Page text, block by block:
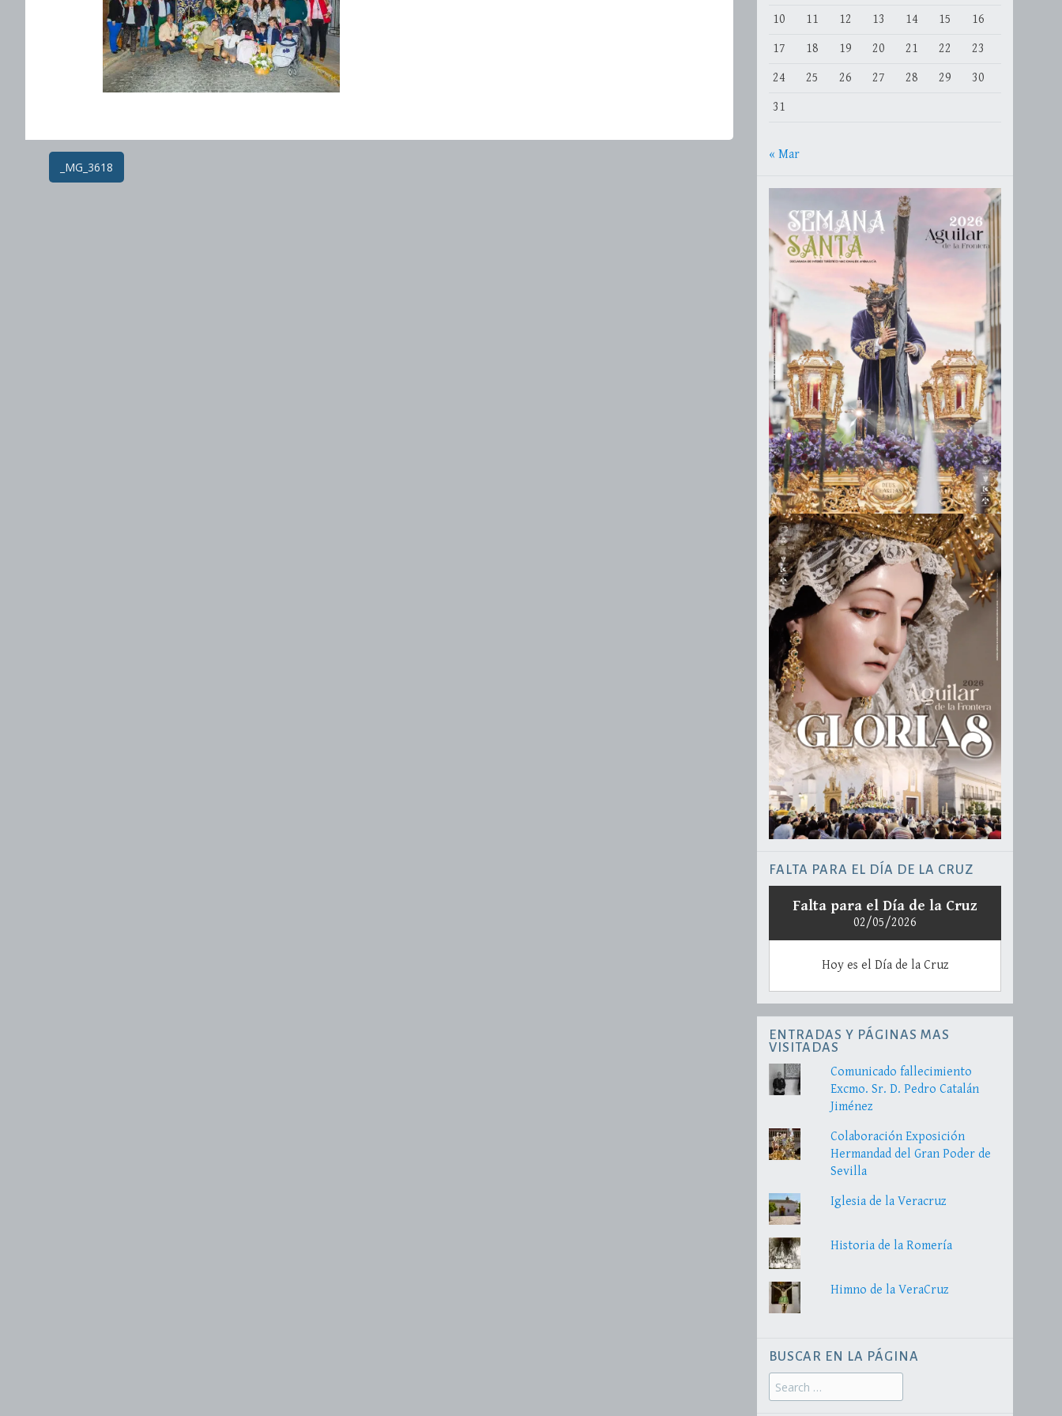
Post
navigation
_MG_3618
10
11 12 13 14 15
16
17
18 19 20 21 22
23
24
25 26 27 28 29
30
31
« Mar
FALTA PARA EL DÍA DE LA CRUZ
Falta para el Día de la Cruz
02/05/2026
Hoy es el Día de la Cruz
ENTRADAS Y PÁGINAS MAS
VISITADAS
Comunicado fallecimiento
Excmo. Sr. D. Pedro Catalán
Jiménez
Colaboración Exposición
Hermandad del Gran Poder de
Sevilla
Iglesia de la Veracruz
Historia de la Romería
Himno de la VeraCruz
BUSCAR EN LA PÁGINA
Search
for: